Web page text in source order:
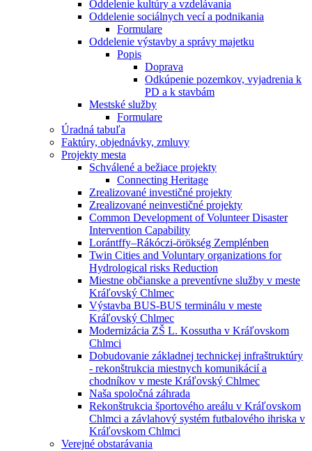
Oddelenie kultúry a vzdelávania
Oddelenie sociálnych vecí a podnikania
Formulare
Oddelenie výstavby a správy majetku
Popis
Doprava
Odkúpenie pozemkov, vyjadrenia k
PD a k stavbám
Mestské služby
Formulare
Úradná tabuľa
Faktúry, objednávky, zmluvy
Projekty mesta
Schválené a bežiace projekty
Connecting Heritage
Zrealizované investičné projekty
Zrealizované neinvestičné projekty
Common Development of Volunteer Disaster
Intervention Capability
Lorántffy–Rákóczi-örökség Zemplénben
Twin Cities and Voluntary organizations for
Hydrological risks Reduction
Miestne občianske a preventívne služby v meste
Kráľovský Chlmec
Výstavba BUS-BUS terminálu v meste
Kráľovský Chlmec
Modernizácia ZŠ L. Kossutha v Kráľovskom
Chlmci
Dobudovanie základnej technickej infraštruktúry
- rekonštrukcia miestnych komunikácií a
chodníkov v meste Kráľovský Chlmec
Naša spoločná záhrada
Rekonštrukcia športového areálu v Kráľovskom
Chlmci a závlahový systém futbalového ihriska v
Kráľovskom Chlmci
Verejné obstarávania